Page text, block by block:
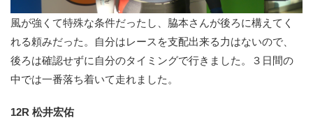
風が強くて特殊な条件だったし、脇本さんが後ろに構えてく
れる頼みだった。自分はレースを支配出来る力はないので、
後ろは確認せずに自分のタイミングで行きました。３日間の
中では一番落ち着いて走れました。
12R 松井宏佑